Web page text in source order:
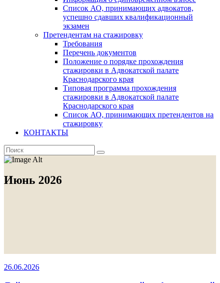
Список АО, принимающих адвокатов,
успешно сдавших квалификационный
экзамен
Претендентам на стажировку
Требования
Перечень документов
Положение о порядке прохождения
стажировки в Адвокатской палате
Краснодарского края
Типовая программа прохождения
стажировки в Адвокатской палате
Краснодарского края
Список АО, принимающих претендентов на
стажировку
КОНТАКТЫ
Июнь 2026
26.06.2026